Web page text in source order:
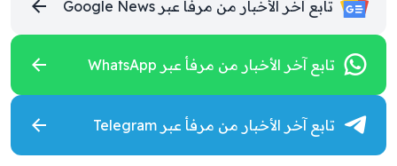
تابع آخر الأخبار من مرفأ عبر Google News
تابع آخر الأخبار من مرفأ عبر WhatsApp
تابع آخر الأخبار من مرفأ عبر Telegram